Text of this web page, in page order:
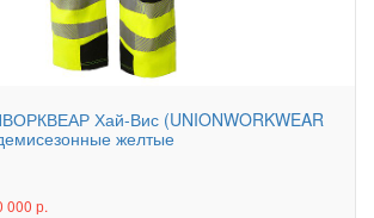
Хай-Вис (UNIONWORKWEAR
желтые
000 р.